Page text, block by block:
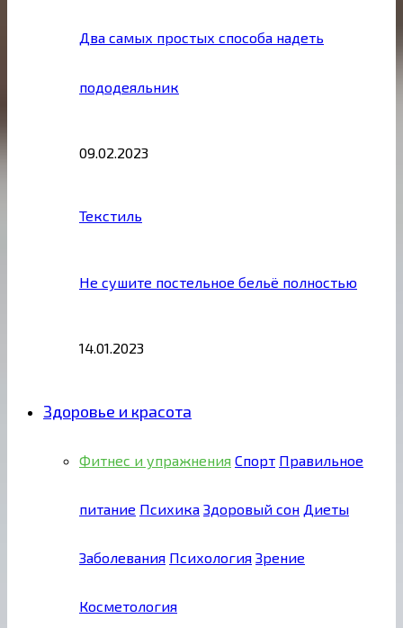
Два самых простых способа надеть
пододеяльник
09.02.2023
Текстиль
Не сушите постельное бельё полностью
14.01.2023
Здоровье и красота
Фитнес и упражнения Спорт Правильное
питание Психика Здоровый сон Диеты
Заболевания Психология Зрение
Косметология